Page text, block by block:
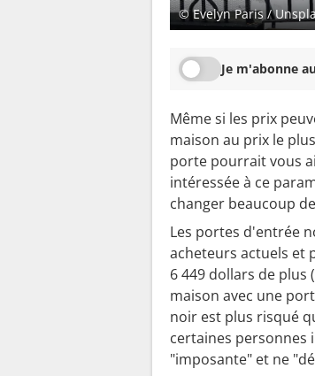
© Evelyn Paris /
Je m'abonne
Même si les prix
maison au prix le
porte pourrait vous
intéressée à ce
changer beaucoup
Les portes d'entrée
acheteurs actuels et
6 449 dollars de plus
maison avec une
noir est plus risqué
certaines personnes
"imposante" et ne